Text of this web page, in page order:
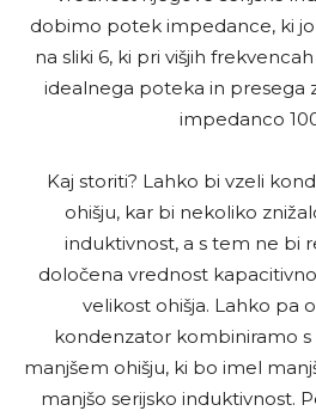
dobimo potek impedance, ki
na sliki 6, ki pri višjih
idealnega poteka in presega
impedanco
Kaj storiti? Lahko bi vzeli
ohišju, kar bi nekoliko
induktivnost, a s tem ne bi
določena vrednost
velikost ohišja. Lahko pa
kondenzator kombiniramo
manjšem ohišju, ki bo imel
manjšo serijsko induktivnost.